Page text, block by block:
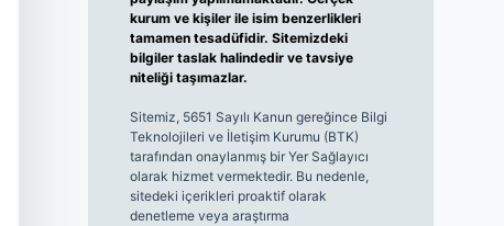
kurum ve kişiler ile isim benzerlikleri
tamamen tesadüfidir. Sitemizdeki
bilgiler taslak halindedir ve tavsiye
niteliği taşımazlar.
Sitemiz, 5651 Sayılı Kanun gereğince Bilgi
Teknolojileri ve İletişim Kurumu (BTK)
tarafından onaylanmış bir Yer Sağlayıcı
olarak hizmet vermektedir. Bu nedenle,
sitedeki içerikleri proaktif olarak
denetleme veya araştırma